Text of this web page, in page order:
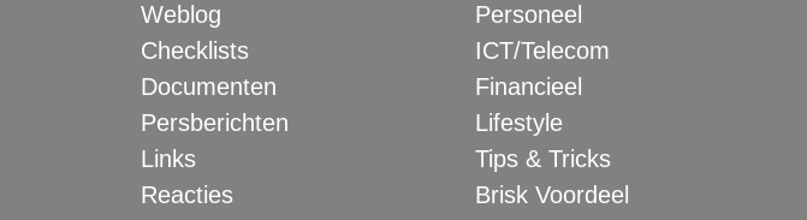
Weblog
Checklists
Documenten
Persberichten
Links
Reacties
Personeel
ICT/Telecom
Financieel
Lifestyle
Tips & Tricks
Brisk Voordeel